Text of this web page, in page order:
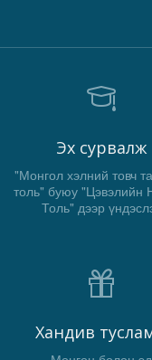
Эх сурвалж
"Монгол хэлний товч
толь" буюу "Цэвэлийн
Толь" дээр
Хандив